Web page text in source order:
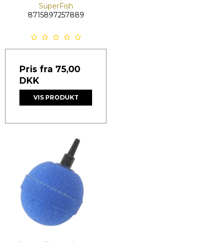
SuperFish
8715897257889
Pris fra 75,00
DKK
VIS PRODUKT